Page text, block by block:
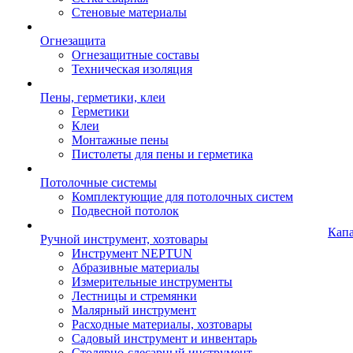
Стеновые материалы
Огнезащита
Огнезащитные составы
Техническая изоляция
Пены, герметики, клеи
Герметики
Клеи
Монтажные пены
Пистолеты для пены и герметика
Потолочные системы
Комплектующие для потолочных систем
Подвесной потолок
Ручной инструмент, хозтовары
Инструмент NEPTUN
Абразивные материалы
Измерительные инструменты
Лестницы и стремянки
Малярный инструмент
Расходные материалы, хозтовары
Садовый инструмент и инвентарь